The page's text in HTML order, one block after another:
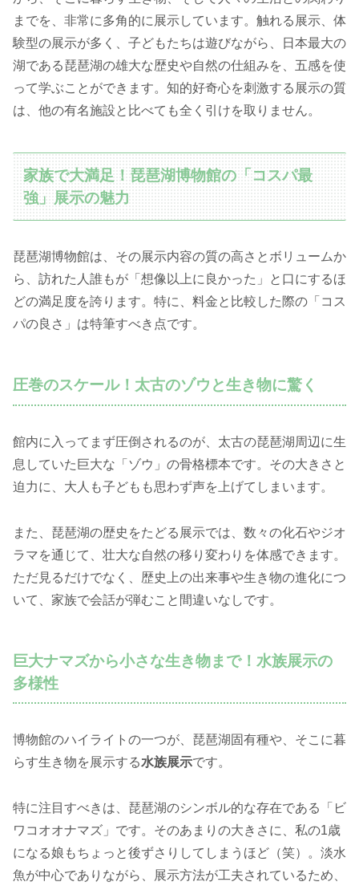
までを、非常に多角的に展示しています。触れる展示、体
験型の展示が多く、子どもたちは遊びながら、日本最大の
湖である琵琶湖の雄大な歴史や自然の仕組みを、五感を使
って学ぶことができます。知的好奇心を刺激する展示の質
は、他の有名施設と比べても全く引けを取りません。
家族で大満足！琵琶湖博物館の「コスパ最
強」展示の魅力
琵琶湖博物館は、その展示内容の質の高さとボリュームか
ら、訪れた人誰もが「想像以上に良かった」と口にするほ
どの満足度を誇ります。特に、料金と比較した際の「コス
パの良さ」は特筆すべき点です。
圧巻のスケール！太古のゾウと生き物に驚く
館内に入ってまず圧倒されるのが、太古の琵琶湖周辺に生
息していた巨大な「ゾウ」の骨格標本です。その大きさと
迫力に、大人も子どもも思わず声を上げてしまいます。
また、琵琶湖の歴史をたどる展示では、数々の化石やジオ
ラマを通じて、壮大な自然の移り変わりを体感できます。
ただ見るだけでなく、歴史上の出来事や生き物の進化につ
いて、家族で会話が弾むこと間違いなしです。
巨大ナマズから小さな生き物まで！水族展示の
多様性
博物館のハイライトの一つが、琵琶湖固有種や、そこに暮
らす生き物を展示する水族展示です。
特に注目すべきは、琵琶湖のシンボル的な存在である「ビ
ワコオオナマズ」です。そのあまりの大きさに、私の1歳
になる娘もちょっと後ずさりしてしまうほど（笑）。淡水
魚が中心でありながら、展示方法が工夫されているため、